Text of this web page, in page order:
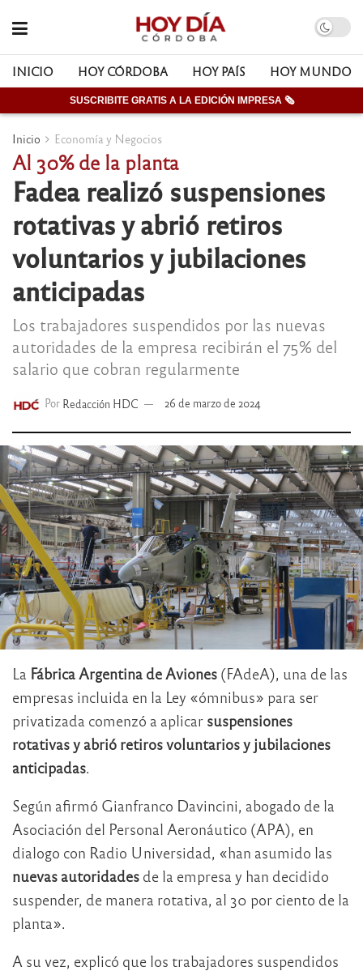
INICIO HOY CÓRDOBA HOY PAÍS HOY MUNDO
SUSCRIBITE GRATIS A LA EDICIÓN IMPRESA 🗞
Inicio Economía y Negocios
Al 30% de la planta
Fadea realizó suspensiones
rotativas y abrió retiros
voluntarios y jubilaciones
anticipadas
Los trabajadores suspendidos por las nuevas
autoridades de la empresa recibirán el 75% del
salario que cobran regularmente
Por Redacción HDC 26 de marzo de 2024
La Fábrica Argentina de Aviones (FAdeA), una de las
empresas incluida en la Ley «ómnibus» para ser
privatizada comenzó a aplicar suspensiones
rotativas y abrió retiros voluntarios y jubilaciones
anticipadas.
Según afirmó Gianfranco Davincini, abogado de la
Asociación del Personal Aeronáutico (APA), en
dialogo con Radio Universidad, «han asumido las
nuevas autoridades de la empresa y han decidido
suspender, de manera rotativa, al 30 por ciento de la
planta».
A su vez, explicó que los trabajadores suspendidos